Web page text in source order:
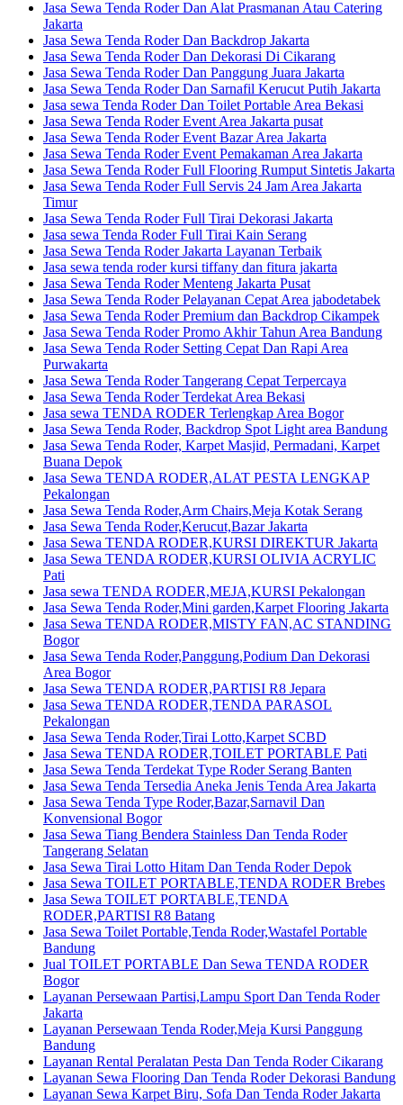
Jasa Sewa Tenda Roder Dan Alat Prasmanan Atau Catering
Jakarta
Jasa Sewa Tenda Roder Dan Backdrop Jakarta
Jasa Sewa Tenda Roder Dan Dekorasi Di Cikarang
Jasa Sewa Tenda Roder Dan Panggung Juara Jakarta
Jasa Sewa Tenda Roder Dan Sarnafil Kerucut Putih Jakarta
Jasa sewa Tenda Roder Dan Toilet Portable Area Bekasi
Jasa Sewa Tenda Roder Event Area Jakarta pusat
Jasa Sewa Tenda Roder Event Bazar Area Jakarta
Jasa Sewa Tenda Roder Event Pemakaman Area Jakarta
Jasa Sewa Tenda Roder Full Flooring Rumput Sintetis Jakarta
Jasa Sewa Tenda Roder Full Servis 24 Jam Area Jakarta
Timur
Jasa Sewa Tenda Roder Full Tirai Dekorasi Jakarta
Jasa sewa Tenda Roder Full Tirai Kain Serang
Jasa Sewa Tenda Roder Jakarta Layanan Terbaik
Jasa sewa tenda roder kursi tiffany dan fitura jakarta
Jasa Sewa Tenda Roder Menteng Jakarta Pusat
Jasa Sewa Tenda Roder Pelayanan Cepat Area jabodetabek
Jasa Sewa Tenda Roder Premium dan Backdrop Cikampek
Jasa Sewa Tenda Roder Promo Akhir Tahun Area Bandung
Jasa Sewa Tenda Roder Setting Cepat Dan Rapi Area
Purwakarta
Jasa Sewa Tenda Roder Tangerang Cepat Terpercaya
Jasa Sewa Tenda Roder Terdekat Area Bekasi
Jasa sewa TENDA RODER Terlengkap Area Bogor
Jasa Sewa Tenda Roder, Backdrop Spot Light area Bandung
Jasa Sewa Tenda Roder, Karpet Masjid, Permadani, Karpet
Buana Depok
Jasa Sewa TENDA RODER,ALAT PESTA LENGKAP
Pekalongan
Jasa Sewa Tenda Roder,Arm Chairs,Meja Kotak Serang
Jasa Sewa Tenda Roder,Kerucut,Bazar Jakarta
Jasa Sewa TENDA RODER,KURSI DIREKTUR Jakarta
Jasa Sewa TENDA RODER,KURSI OLIVIA ACRYLIC
Pati
Jasa sewa TENDA RODER,MEJA,KURSI Pekalongan
Jasa Sewa Tenda Roder,Mini garden,Karpet Flooring Jakarta
Jasa Sewa TENDA RODER,MISTY FAN,AC STANDING
Bogor
Jasa Sewa Tenda Roder,Panggung,Podium Dan Dekorasi
Area Bogor
Jasa Sewa TENDA RODER,PARTISI R8 Jepara
Jasa Sewa TENDA RODER,TENDA PARASOL
Pekalongan
Jasa Sewa Tenda Roder,Tirai Lotto,Karpet SCBD
Jasa Sewa TENDA RODER,TOILET PORTABLE Pati
Jasa Sewa Tenda Terdekat Type Roder Serang Banten
Jasa Sewa Tenda Tersedia Aneka Jenis Tenda Area Jakarta
Jasa Sewa Tenda Type Roder,Bazar,Sarnavil Dan
Konvensional Bogor
Jasa Sewa Tiang Bendera Stainless Dan Tenda Roder
Tangerang Selatan
Jasa Sewa Tirai Lotto Hitam Dan Tenda Roder Depok
Jasa Sewa TOILET PORTABLE,TENDA RODER Brebes
Jasa Sewa TOILET PORTABLE,TENDA
RODER,PARTISI R8 Batang
Jasa Sewa Toilet Portable,Tenda Roder,Wastafel Portable
Bandung
Jual TOILET PORTABLE Dan Sewa TENDA RODER
Bogor
Layanan Persewaan Partisi,Lampu Sport Dan Tenda Roder
Jakarta
Layanan Persewaan Tenda Roder,Meja Kursi Panggung
Bandung
Layanan Rental Peralatan Pesta Dan Tenda Roder Cikarang
Layanan Sewa Flooring Dan Tenda Roder Dekorasi Bandung
Layanan Sewa Karpet Biru, Sofa Dan Tenda Roder Jakarta